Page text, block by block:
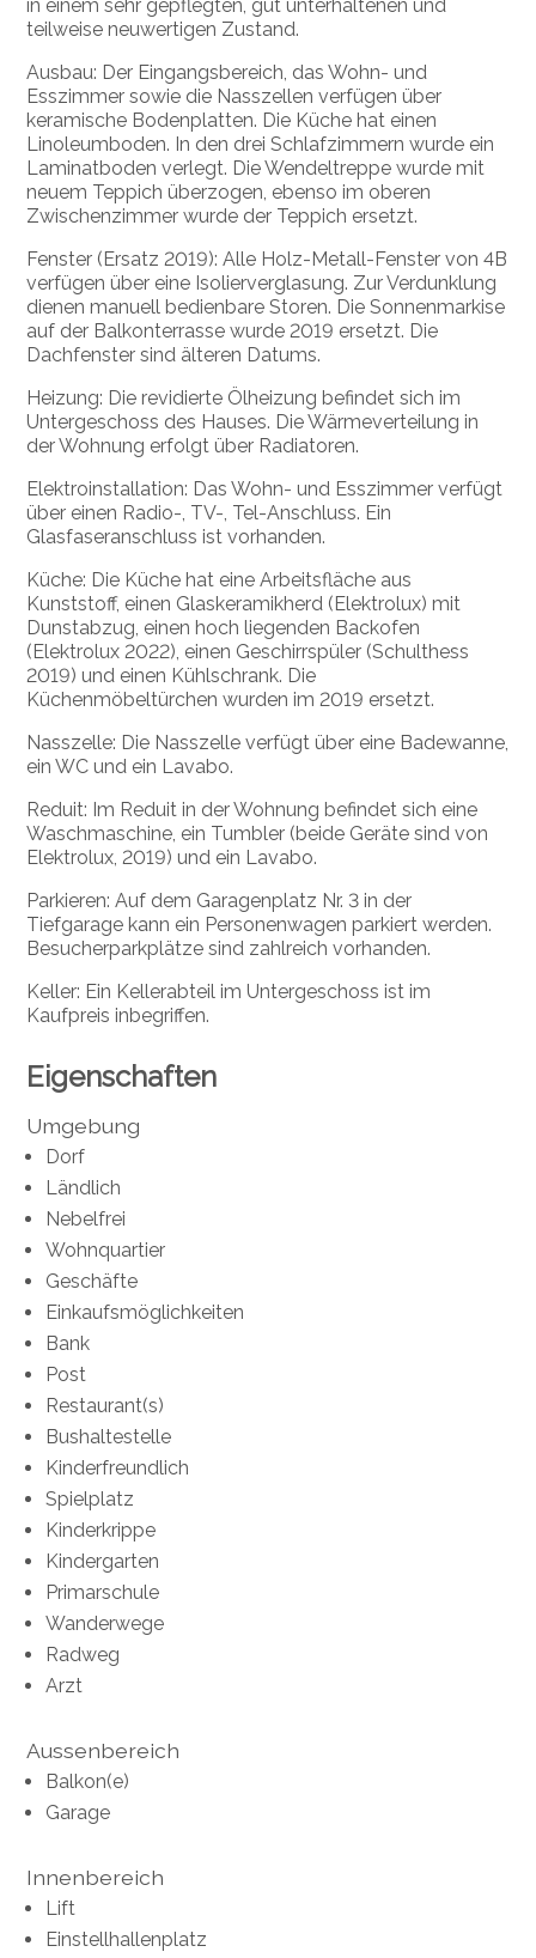
in einem sehr gepflegten, gut unterhaltenen und
teilweise neuwertigen Zustand.
Ausbau: Der Eingangsbereich, das Wohn- und
Esszimmer sowie die Nasszellen verfügen über
keramische Bodenplatten. Die Küche hat einen
Linoleumboden. In den drei Schlafzimmern wurde ein
Laminatboden verlegt. Die Wendeltreppe wurde mit
neuem Teppich überzogen, ebenso im oberen
Zwischenzimmer wurde der Teppich ersetzt.
Fenster (Ersatz 2019): Alle Holz-Metall-Fenster von 4B
verfügen über eine Isolierverglasung. Zur Verdunklung
dienen manuell bedienbare Storen. Die Sonnenmarkise
auf der Balkonterrasse wurde 2019 ersetzt. Die
Dachfenster sind älteren Datums.
Heizung: Die revidierte Ölheizung befindet sich im
Untergeschoss des Hauses. Die Wärmeverteilung in
der Wohnung erfolgt über Radiatoren.
Elektroinstallation: Das Wohn- und Esszimmer verfügt
über einen Radio-, TV-, Tel-Anschluss. Ein
Glasfaseranschluss ist vorhanden.
Küche: Die Küche hat eine Arbeitsfläche aus
Kunststoff, einen Glaskeramikherd (Elektrolux) mit
Dunstabzug, einen hoch liegenden Backofen
(Elektrolux 2022), einen Geschirrspüler (Schulthess
2019) und einen Kühlschrank. Die
Küchenmöbeltürchen wurden im 2019 ersetzt.
Nasszelle: Die Nasszelle verfügt über eine Badewanne,
ein WC und ein Lavabo.
Reduit: Im Reduit in der Wohnung befindet sich eine
Waschmaschine, ein Tumbler (beide Geräte sind von
Elektrolux, 2019) und ein Lavabo.
Parkieren: Auf dem Garagenplatz Nr. 3 in der
Tiefgarage kann ein Personenwagen parkiert werden.
Besucherparkplätze sind zahlreich vorhanden.
Keller: Ein Kellerabteil im Untergeschoss ist im
Kaufpreis inbegriffen.
Eigenschaften
Umgebung
Dorf
Ländlich
Nebelfrei
Wohnquartier
Geschäfte
Einkaufsmöglichkeiten
Bank
Post
Restaurant(s)
Bushaltestelle
Kinderfreundlich
Spielplatz
Kinderkrippe
Kindergarten
Primarschule
Wanderwege
Radweg
Arzt
Aussenbereich
Balkon(e)
Garage
Innenbereich
Lift
Einstellhallenplatz